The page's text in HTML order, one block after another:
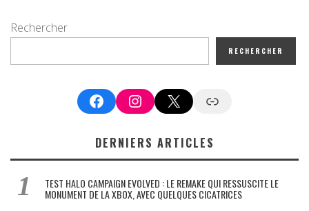
Rechercher
RECHERCHER
FacebookInstagram
X Google News
DERNIERS ARTICLES
TEST HALO CAMPAIGN EVOLVED : LE REMAKE QUI RESSUSCITE LE
MONUMENT DE LA XBOX, AVEC QUELQUES CICATRICES